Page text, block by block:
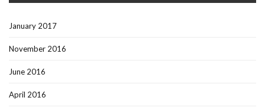
January 2017
November 2016
June 2016
April 2016